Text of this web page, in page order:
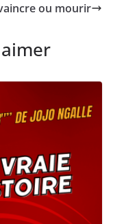
ou mourir